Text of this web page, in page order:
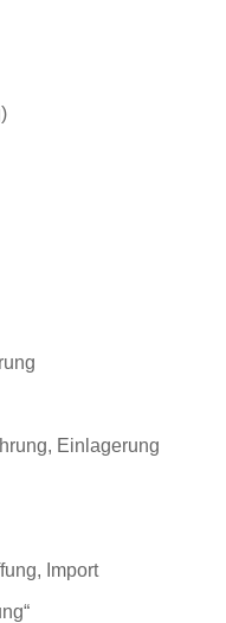
Einlagerung
Import